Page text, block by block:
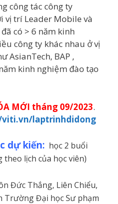
công tác công ty
vị trí Leader Mobile và
có > 6 năm kinh
công ty khác nhau ở vị
AsianTech, BAP ,
kinh nghiệm đào tạo
MỚI tháng 09/2023.
laptrinhdidong
dự kiến: học 2 buổi
lịch của học viên)
Đức Thắng, Liên Chiểu,
Trường Đại học Sư phạm